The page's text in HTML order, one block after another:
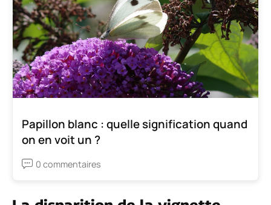
Papillon blanc : quelle signification quand
on en voit un ?
0 commentaires